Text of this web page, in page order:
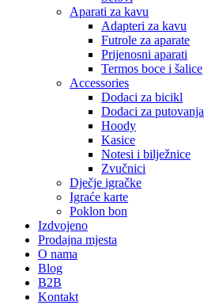
Aparati za kavu
Adapteri za kavu
Futrole za aparate
Prijenosni aparati
Termos boce i šalice
Accessories
Dodaci za bicikl
Dodaci za putovanja
Hoody
Kasice
Notesi i bilježnice
Zvučnici
Dječje igračke
Igraće karte
Poklon bon
Izdvojeno
Prodajna mjesta
O nama
Blog
B2B
Kontakt